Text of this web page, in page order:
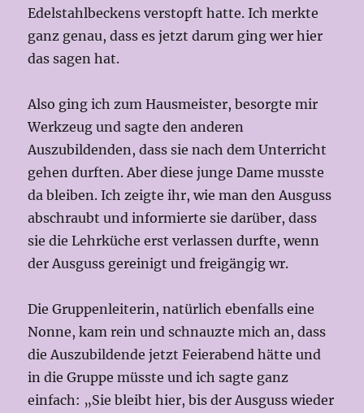
Edelstahlbeckens verstopft hatte. Ich merkte
ganz genau, dass es jetzt darum ging wer hier
das sagen hat.
Also ging ich zum Hausmeister, besorgte mir
Werkzeug und sagte den anderen
Auszubildenden, dass sie nach dem Unterricht
gehen durften. Aber diese junge Dame musste
da bleiben. Ich zeigte ihr, wie man den Ausguss
abschraubt und informierte sie darüber, dass
sie die Lehrküche erst verlassen durfte, wenn
der Ausguss gereinigt und freigängig wr.
Die Gruppenleiterin, natürlich ebenfalls eine
Nonne, kam rein und schnauzte mich an, dass
die Auszubildende jetzt Feierabend hätte und
in die Gruppe müsste und ich sagte ganz
einfach: „Sie bleibt hier, bis der Ausguss wieder